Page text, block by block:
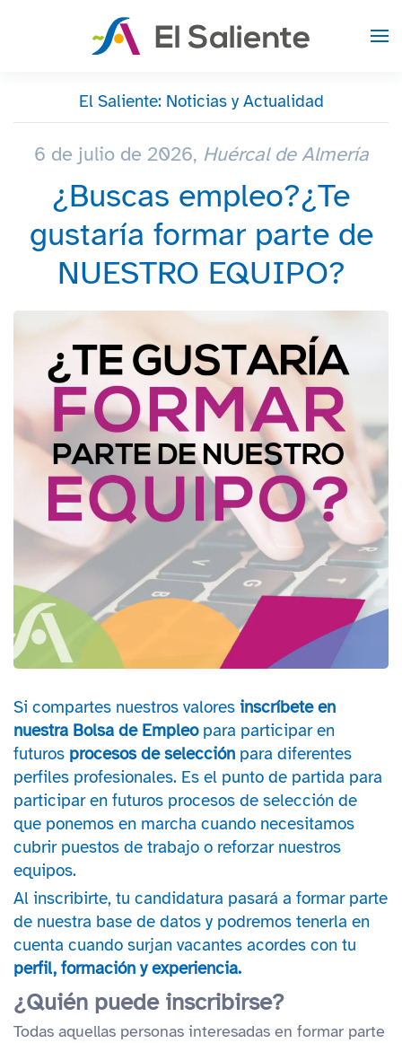
Skip to main content
El Saliente: Noticias y Actualidad
6 de julio de 2026, Huércal de Almería
¿Buscas empleo?¿Te
gustaría formar parte de
NUESTRO EQUIPO?
Si compartes nuestros valores inscríbete en
nuestra Bolsa de Empleopara participar en
futuros procesos de selección para diferentes
perfiles profesionales. Es el punto de partida para
participar en futuros procesos de selección de
que ponemos en marcha cuando necesitamos
cubrir puestos de trabajo o reforzar nuestros
equipos.
Al inscribirte, tu candidatura pasará a formar parte
de nuestra base de datos y podremos tenerla en
cuenta cuando surjan vacantes acordes con tu
perfil, formación y experiencia.
¿Quién puede inscribirse?
Todas aquellas personas interesadas en formar parte